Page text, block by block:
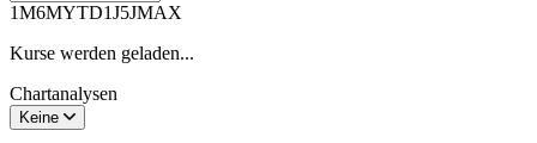
1M6MYTD1J5JMAX
Kurse werden geladen...
Chartanalysen
Keine